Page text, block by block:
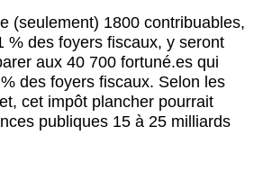
(seulement) 1800 contribuables,
% des foyers fiscaux, y seront
aux 40 700 fortuné.es qui
des foyers fiscaux. Selon les
cet impôt plancher pourrait
publiques 15 à 25 milliards